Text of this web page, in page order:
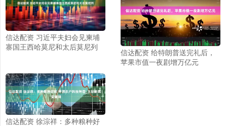
信达配资 习近平夫妇会见柬埔
寨国王西哈莫尼和太后莫尼列
信达配资 给特朗普送完礼后，
苹果市值一夜剧增万亿元
信达配资 徐淙祥：多种粮种好